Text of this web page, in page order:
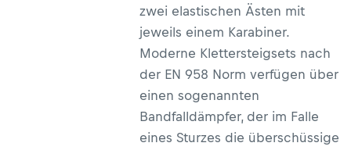
zwei elastischen Ästen mit
jeweils einem Karabiner.
Moderne Klettersteigsets nach
der EN 958 Norm verfügen über
einen sogenannten
Bandfalldämpfer, der im Falle
eines Sturzes die überschüssige